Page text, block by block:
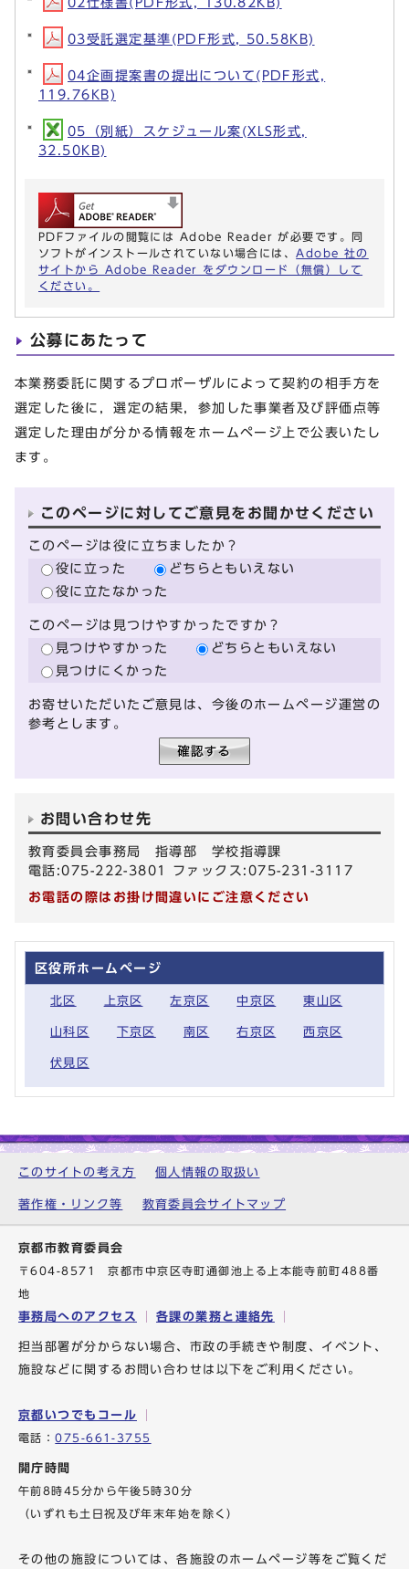
03受託選定基準(PDF形式, 50.58KB)
04企画提案書の提出について(PDF形式,
119.76KB)
05（別紙）スケジュール案(XLS形式,
32.50KB)
PDFファイルの閲覧には Adobe Reader が必要です。同
ソフトがインストールされていない場合には、 Adobe 社の
サイトから Adobe Reader をダウンロード（無償）して
ください。
公募にあたって
本業務委託に関するプロポーザルによって契約の相手方を
選定した後に，選定の結果，参加した事業者及び評価点等
選定した理由が分かる情報をホームページ上で公表いたし
ます。
このページに対してご意見をお聞かせください
このページは役に立ちましたか？
役に立った
どちらともいえない
役に立たなかった
このページは見つけやすかったですか？
見つけやすかった
どちらともいえない
見つけにくかった
お寄せいただいたご意見は、今後のホームページ運営の
参考とします。
お問い合わせ先
教育委員会事務局 指導部 学校指導課
電話:075-222-3801 ファックス:075-231-3117
お電話の際はお掛け間違いにご注意ください
区役所ホームページ
北区 上京区 左京区 中京区 東山区
山科区 下京区 南区 右京区 西京区
伏見区
このサイトの考え方 個人情報の取扱い
著作権・リンク等 教育委員会サイトマップ
京都市教育委員会
〒604-8571 京都市中京区寺町通御池上る上本能寺前町488番
地
事務局へのアクセス 各課の業務と連絡先
担当部署が分からない場合、市政の手続きや制度、イベント、
施設などに関するお問い合わせは以下をご利用ください。
京都いつでもコール
電話：075-661-3755
開庁時間
午前8時45分から午後5時30分
（いずれも土日祝及び年末年始を除く）
その他の施設については、各施設のホームページ等をご覧くだ